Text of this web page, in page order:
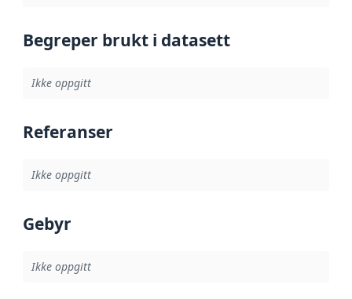
Begreper brukt i datasett
Ikke oppgitt
Referanser
Ikke oppgitt
Gebyr
Ikke oppgitt